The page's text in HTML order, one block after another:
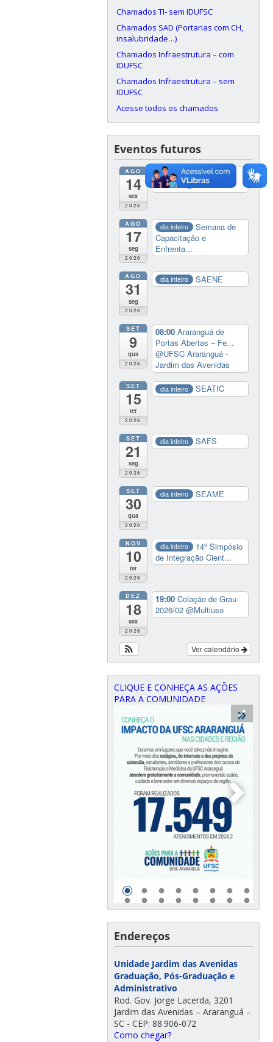
Chamados TI- sem IDUFSC
Chamados SAD (Portarias com CH,
insalubridade…)
Chamados Infraestrutura – com
IDUFSC
Chamados Infraestrutura – sem
IDUFSC
Acesse todos os chamados
Eventos futuros
AGO
14
sex
2026
19:00 Colação de Grau
2026/01@Multiuso
AGO
17
seg
2026
dia inteiro
Semana de
Capacitação e
Enfrenta...
AGO
31
seg
2026
dia inteiro SAENE
SET
9
qua
2026
08:00Araranguá de
Portas Abertas – Fe...
@UFSC Araranguá -
Jardim das Avenidas
SET
15
ter
2026
dia inteiro SEATIC
SET
21
seg
2026
dia inteiro SAFS
SET
30
qua
2026
dia inteiro SEAME
NOV
10
ter
2026
dia inteiro
14º Simpósio
de Integração Cient...
DEZ
18
sex
2026
19:00Colação de Grau
2026/02@Multiuso
Ver calendário
CLIQUE E CONHEÇA AS AÇÕES
PARA A COMUNIDADE
Endereços
Unidade Jardim das Avenidas
Graduação, Pós-Graduação e
Administrativo
Rod. Gov. Jorge Lacerda, 3201
Jardim das Avenidas – Araranguá –
SC - CEP: 88.906-072
Como chegar?